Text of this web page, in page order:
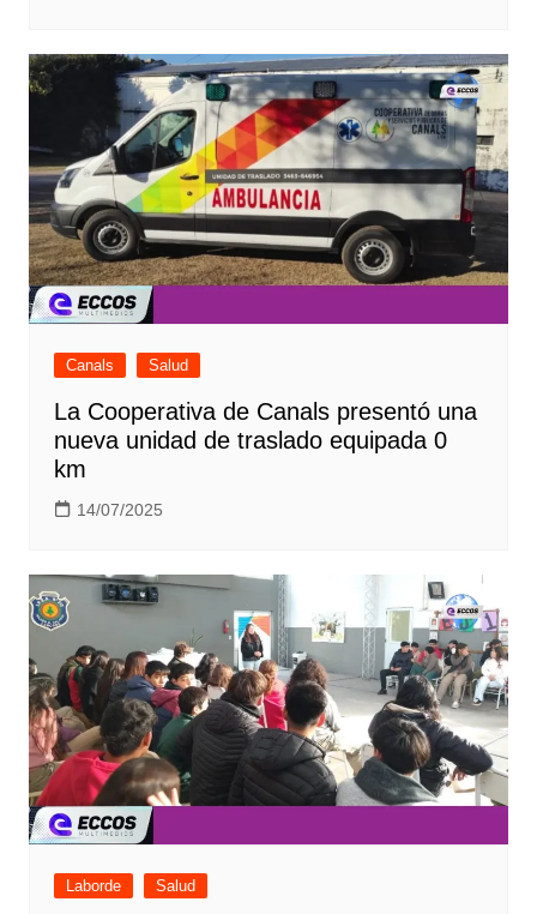
Canals Salud
La Cooperativa de Canals presentó una
nueva unidad de traslado equipada 0
km
14/07/2025
Laborde Salud